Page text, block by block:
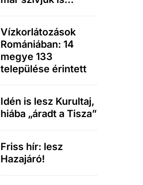
Vízkorlátozások
Romániában: 14
megye 133
települése érintett
Idén is lesz Kurultaj,
hiába „áradt a Tisza”
Friss hír: lesz
Hazajáró!